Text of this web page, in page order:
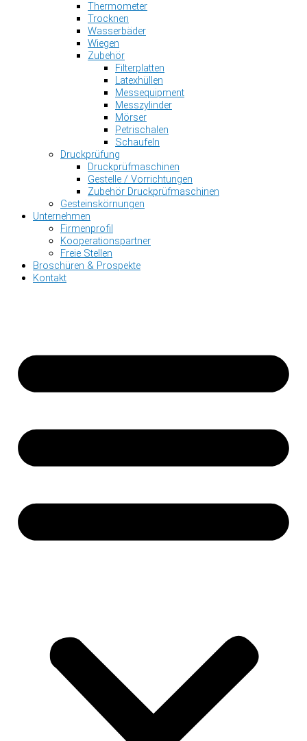
Thermometer
Trocknen
Wasserbäder
Wiegen
Zubehör
Filterplatten
Latexhüllen
Messequipment
Messzylinder
Mörser
Petrischalen
Schaufeln
Druckprüfung
Druckprüfmaschinen
Gestelle / Vorrichtungen
Zubehör Druckprüfmaschinen
Gesteinskörnungen
Unternehmen
Firmenprofil
Kooperationspartner
Freie Stellen
Broschüren & Prospekte
Kontakt